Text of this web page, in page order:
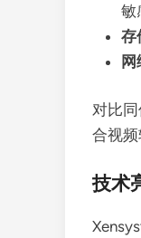
敏
存
网
对比
合视频
技术